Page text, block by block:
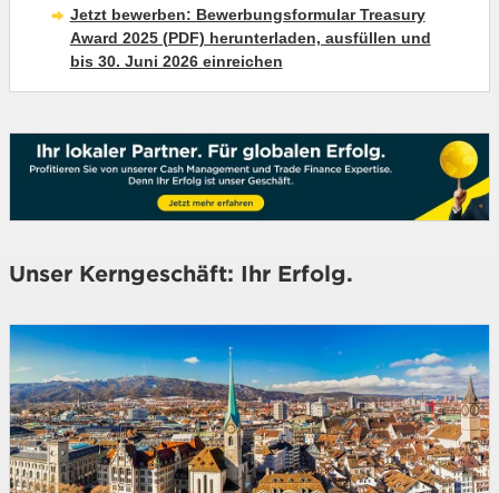
Jetzt bewerben: Bewerbungsformular Treasury
Award 2025 (PDF) herunterladen, ausfüllen und
bis 30. Juni 2026 einreichen
Unser Kerngeschäft: Ihr Erfolg.